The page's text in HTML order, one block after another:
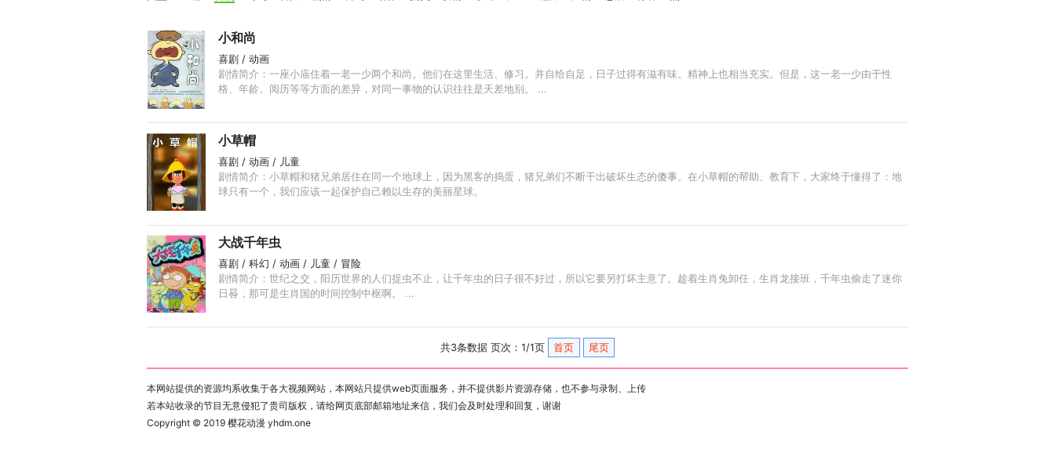
小和尚
喜剧 / 动画
剧情简介：一座小庙住着一老一少两个和尚。他们在这里生活、修习。并自给自足，日子过得有滋有味。精神上也相当充实。但是，这一老一少由于性
格、年龄、阅历等等方面的差异，对同一事物的认识往往是天差地别。 ...
小草帽
喜剧 / 动画 / 儿童
剧情简介：小草帽和猪兄弟居住在同一个地球上，因为黑客的捣蛋，猪兄弟们不断干出破坏生态的傻事。在小草帽的帮助、教育下，大家终于懂得了：地
球只有一个，我们应该一起保护自己赖以生存的美丽星球。
大战千年虫
喜剧 / 科幻 / 动画 / 儿童 / 冒险
剧情简介：世纪之交，阳历世界的人们捉虫不止，让千年虫的日子很不好过，所以它要另打坏主意了。趁着生肖兔卸任，生肖龙接班，千年虫偷走了迷你
日晷，那可是生肖国的时间控制中枢啊。 ...
共3条数据 页次：1/1页 首页 尾页
本网站提供的资源均系收集于各大视频网站，本网站只提供web页面服务，并不提供影片资源存储，也不参与录制、上传
若本站收录的节目无意侵犯了贵司版权，请给网页底部邮箱地址来信，我们会及时处理和回复，谢谢
Copyright © 2019 樱花动漫 yhdm.one